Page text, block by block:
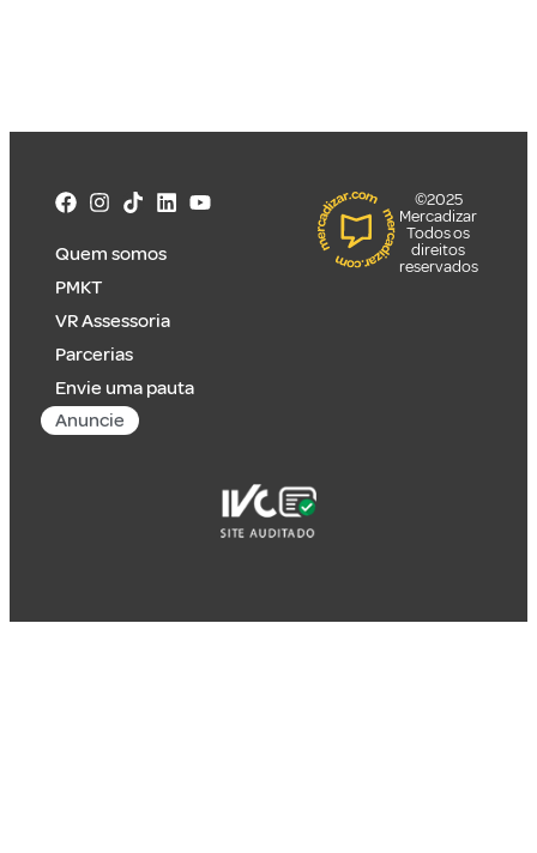
Quem somos
PMKT
VR Assessoria
Parcerias
Envie uma pauta
Anuncie
©2025
Mercadizar
Todos os
direitos
reservados